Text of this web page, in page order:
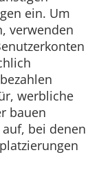
ein. Um
verwenden
werbliche
bauen
bei denen